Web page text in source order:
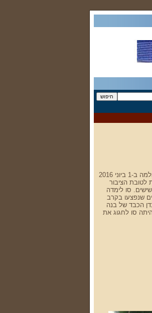
סו דשא אמו של גלעד דשא ז"ל שהיה הסמ"פ שלנו במלחמת יום הכיפורים הלכה לעולמה ב-1 ביוני 2016
רבות לטובת הציבור
סו לימדה
שנפצעו בקרב
חייה לא נתנה לאובדן הכבד של בנה
סו לחגוג את